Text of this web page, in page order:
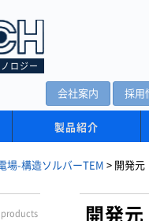
ロジー
会社案内 採用
製品紹介
場-構造ソルバーTEM > 開発元
products 開発元